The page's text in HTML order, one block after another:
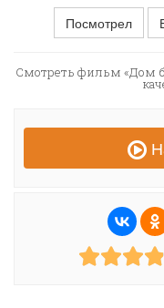
Посмотрел
Смотреть фильм «Дом